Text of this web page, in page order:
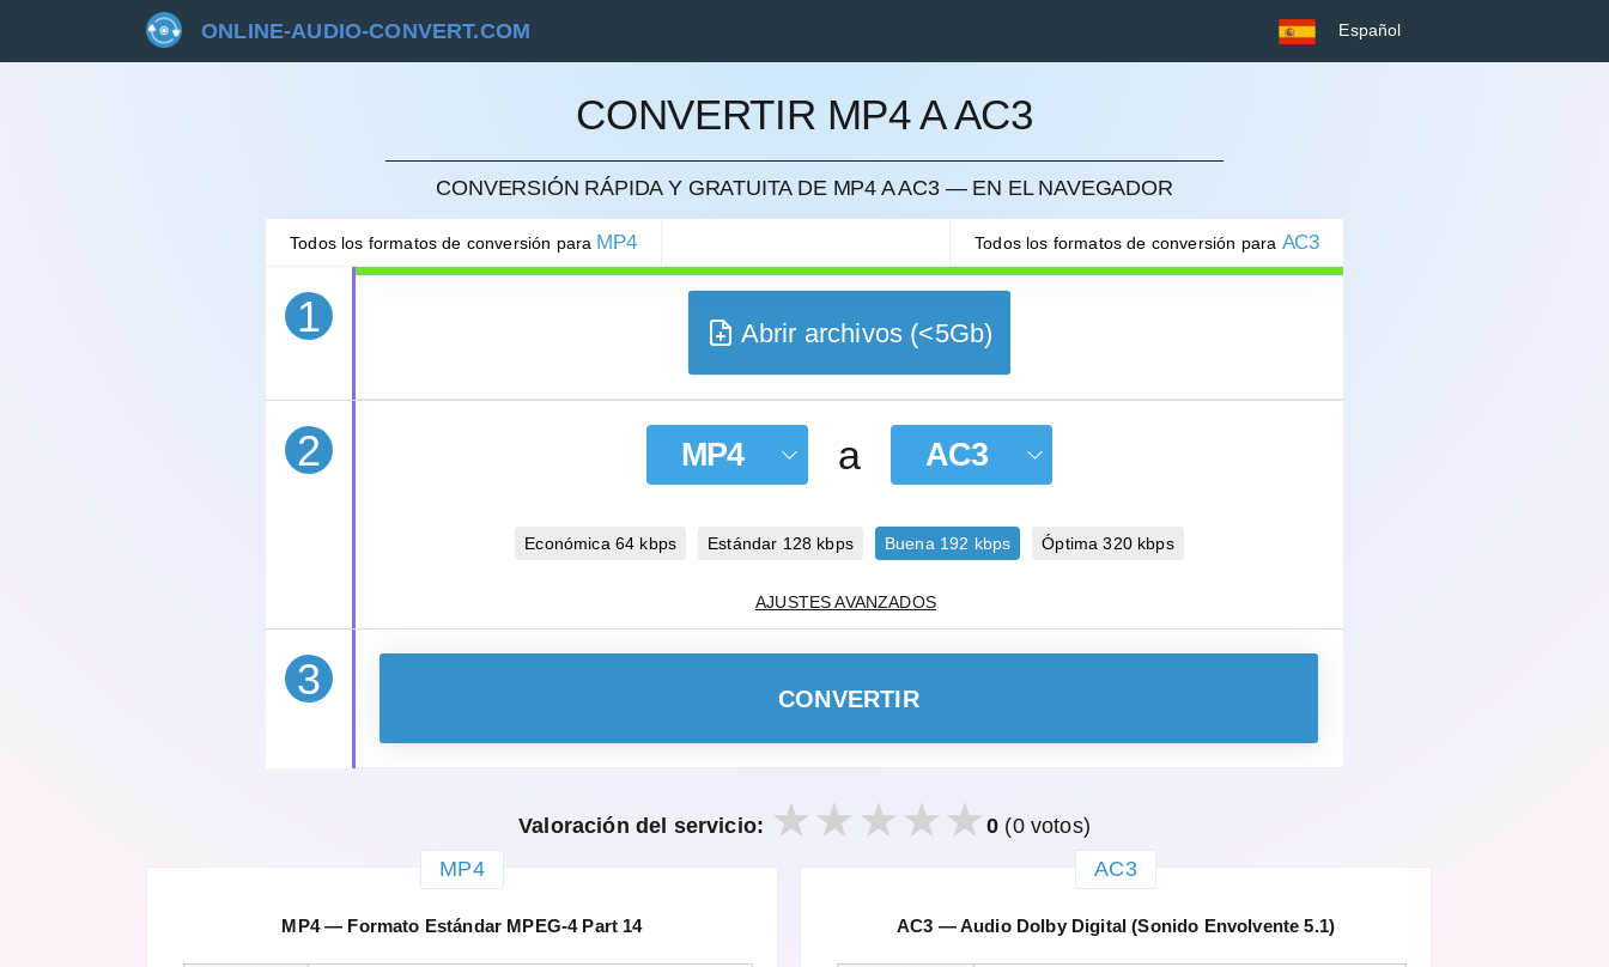
ONLINE-AUDIO-CONVERT.COM Español
CONVERTIR MP4 A AC3
CONVERSIÓN RÁPIDA Y GRATUITA DE MP4 A AC3 — EN EL NAVEGADOR
Todos los formatos de conversión para MP4 Todos los formatos de conversión para AC3
1
CANCELAR
Abrir archivos (<5Gb)
2 MP4 a AC3
Económica 64 kbps Estándar 128 kbps Buena 192 kbps Óptima 320 kbps
AJUSTES AVANZADOS
3 CONVERTIR
Valoración del servicio: 0 (0 votos)
MP4
MP4 — Formato Estándar MPEG-4 Part 14
AC3
AC3 — Audio Dolby Digital (Sonido Envolvente 5.1)